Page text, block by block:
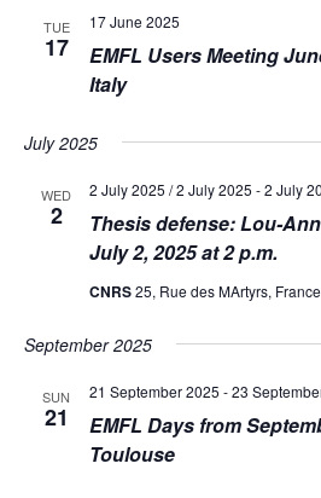
TUE
17
EMFL Users Meeting
Italy
17 June 2025
July 2025
WED
2
Thesis defense: Lou-
July 2, 2025 at 2 p.m.
2 July 2025 / 2 July 2025 -2 July
CNRS25, Rue des MArtyrs, France
September 2025
SUN
21
EMFL Days from
Toulouse
21 September 2025 -23